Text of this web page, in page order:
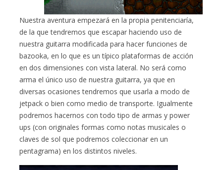
Nuestra aventura empezará en la propia penitenciaría,
de la que tendremos que escapar haciendo uso de
nuestra guitarra modificada para hacer funciones de
bazooka, en lo que es un típico plataformas de acción
en dos dimensiones con vista lateral. No será como
arma el único uso de nuestra guitarra, ya que en
diversas ocasiones tendremos que usarla a modo de
jetpack o bien como medio de transporte. Igualmente
podremos hacernos con todo tipo de armas y power
ups (con originales formas como notas musicales o
claves de sol que podremos coleccionar en un
pentagrama) en los distintos niveles.